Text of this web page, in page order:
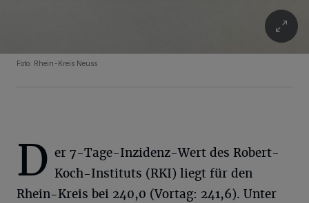
Foto: Rhein-Kreis Neuss
D er 7-Tage-Inzidenz-Wert des Robert-
Koch-Instituts (RKI) liegt für den
Rhein-Kreis bei 240,0 (Vortag: 241,6). Unter